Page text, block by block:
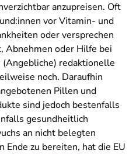
anzupreisen. Oft
vor Vitamin- und
oder versprechen
Abnehmen oder Hilfe bei
redaktionelle
noch. Daraufhin
Pillen und
sind jedoch bestenfalls
gesundheitlich
an nicht belegten
Ende zu bereiten, hat die EU